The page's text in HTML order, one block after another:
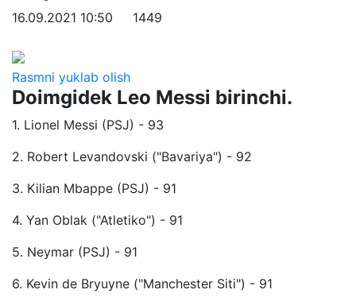
16.09.2021 10:50 1449
Rasmni yuklab olish
Doimgidek Leo Messi birinchi.
1. Lionel Messi (PSJ) - 93
2. Robert Levandovski ("Bavariya") - 92
3. Kilian Mbappe (PSJ) - 91
4. Yan Oblak ("Atletiko") - 91
5. Neymar (PSJ) - 91
6. Kevin de Bryuyne ("Manchester Siti") - 91